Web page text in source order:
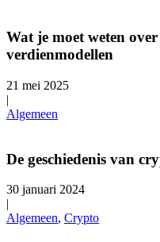
Wat je moet weten
verdienmodellen
21 mei 2025
|
Algemeen
De geschiedenis van
30 januari 2024
|
Algemeen, Crypto